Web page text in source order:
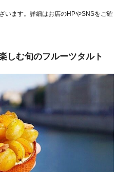
います。詳細はお店のHPやSNSをご確
しむ旬のフルーツタルト